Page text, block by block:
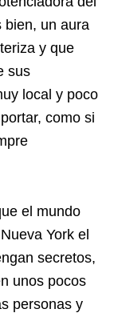
un aura
y que
sus
local y poco
como si
el mundo
York el
secretos,
unos pocos
personas y